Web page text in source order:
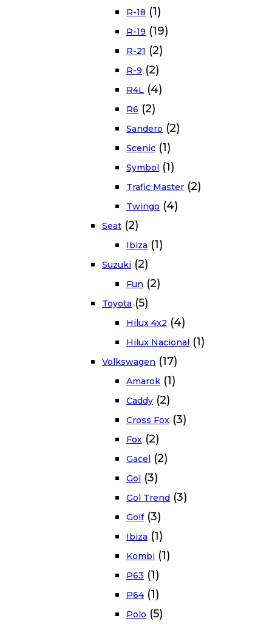
R-18 (1)
R-19 (19)
R-21 (2)
R-9 (2)
R4L (4)
R6 (2)
Sandero (2)
Scenic (1)
Symbol (1)
Trafic Master (2)
Twingo (4)
Seat (2)
Ibiza (1)
Suzuki (2)
Fun (2)
Toyota (5)
Hilux 4x2 (4)
Hilux Nacional (1)
Volkswagen (17)
Amarok (1)
Caddy (2)
Cross Fox (3)
Fox (2)
Gacel (2)
Gol (3)
Gol Trend (3)
Golf (3)
Ibiza (1)
Kombi (1)
P63 (1)
P64 (1)
Polo (5)